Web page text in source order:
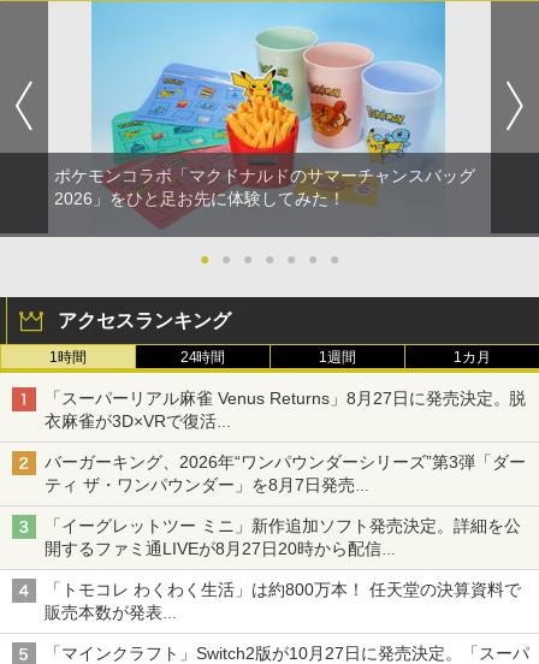
ポケモンコラボ「マクドナルドのサマーチャンスバッグ
2026」をひと足お先に体験してみた！
● ● ● ● ● ● ●
アクセスランキング
1時間 24時間 1週間 1カ月
「スーパーリアル麻雀 Venus Returns」8月27日に発売決定。脱
衣麻雀が3D×VRで復活
発売から2週間は20%オフになるセールが実施
バーガーキング、2026年“ワンパウンダーシリーズ”第3弾「ダー
ティ ザ・ワンパウンダー」を8月7日発売
「特製ガーリックマヨソース」を使用した超大型チーズバーガー
「イーグレットツー ミニ」新作追加ソフト発売決定。詳細を公
開するファミ通LIVEが8月27日20時から配信
シリーズ累計100タイトルへ
「トモコレ わくわく生活」は約800万本！ 任天堂の決算資料で
販売本数が発表
「ぽこポケ」は127万本に
「マインクラフト」Switch2版が10月27日に発売決定。「スーパ